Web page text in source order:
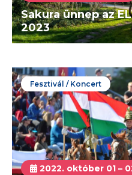
Sakura ünnep az
2023
Fesztivál / Koncert
2022. október 01 –